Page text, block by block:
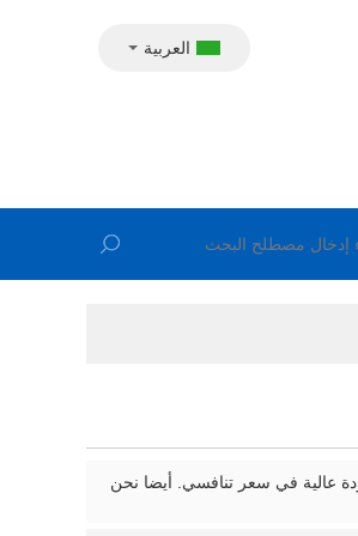
العربية
عالية في سعر تنافسي. أيضا نحن